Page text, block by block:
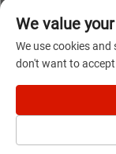
Авторски права
We value
We use cookies
don't want to